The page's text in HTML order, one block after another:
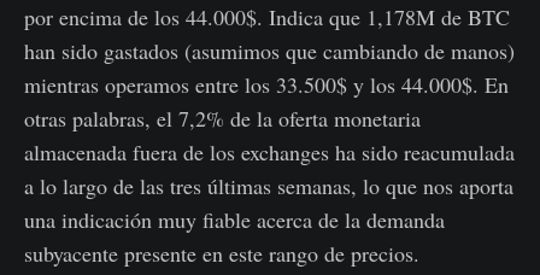
por encima de los 44.000$. Indica que 1,178M de BTC
han sido gastados (asumimos que cambiando de manos)
mientras operamos entre los 33.500$ y los 44.000$. En
otras palabras, el 7,2% de la oferta monetaria
almacenada fuera de los exchanges ha sido reacumulada
a lo largo de las tres últimas semanas, lo que nos aporta
una indicación muy fiable acerca de la demanda
subyacente presente en este rango de precios.